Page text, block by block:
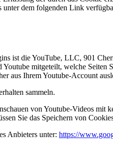
dem folgenden Link
ist die YouTube, LLC, 901
mitgeteilt, welche
aus Ihrem Youtube-Account
sammeln.
von Youtube-Videos mit
Sie das Speichern von
Anbieters unter: https://